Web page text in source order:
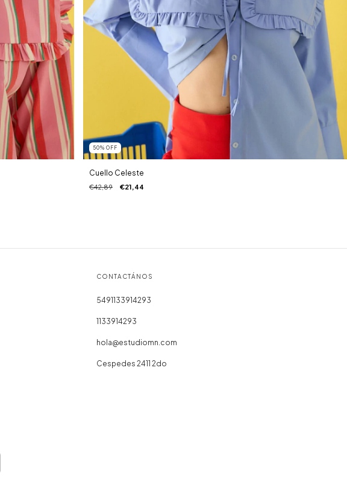
50% OFF
Cuello Celeste
€42,89 €21,44
CONTACTÁNOS
5491133914293
1133914293
hola@estudiomn.com
Cespedes 2411 2do